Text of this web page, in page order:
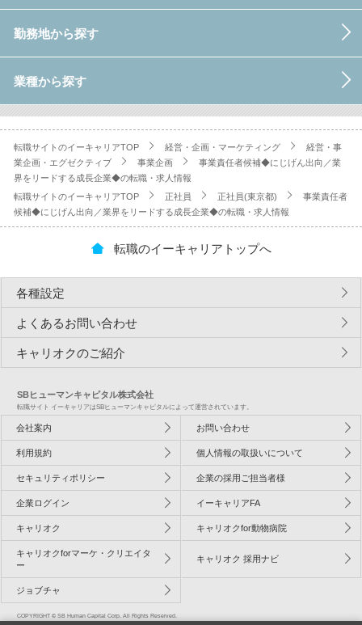
勤務地から探す
業種から探す
転職サイトのイーキャリアTOP 経営・企画・マーケティング
経営・事
業企画・エグゼクティブ
事業企画
事業責任者候補◆にじげん出向／業
界をリードする成長企業◆の転職・求人情報
転職サイトのイーキャリアTOP
正社員 正社員(東京都)
事業責任者
候補◆にじげん出向／業界をリードする成長企業◆の転職・求人情報
転職のイーキャリアトップへ
各種設定
よくあるお問い合わせ
キャリオクのご紹介
SBヒューマンキャピタル株式会社
転職サイト イーキャリアはSBヒューマンキャピタルによって運営されています。
会社案内 お問い合わせ
利用規約 個人情報の取扱いについて
セキュリティポリシー 企業の採用ご担当者様
企業ログイン イーキャリアFA
キャリオク キャリオクfor動物病院
キャリオクforマーケ・クリエイタ
ー
キャリオク 採用ナビ
ジョブチャ
COPYRIGHT © SB Human Capital Corp. All Rights Reserved.